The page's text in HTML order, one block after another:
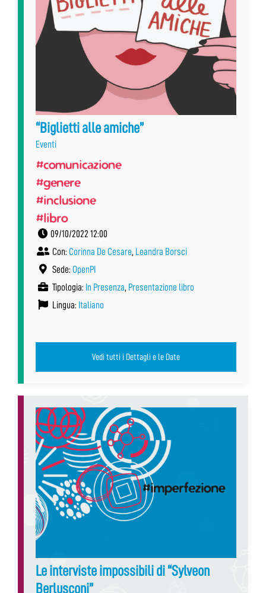
“Biglietti alle amiche”
Eventi
#comunicazione
#genere
#inclusione
#libro
09/10/2022 12:00
Con: Corinna De Cesare, Leandra Borsci
Sede: OpenPI
Tipologia: In Presenza, Presentazione libro
Lingua: Italiano
Vedi tutti i Dettagli e le Date
Le interviste impossibili di “Sylveon
Berlusconi”